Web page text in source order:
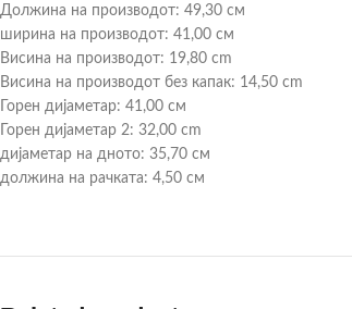
Должина на производот: 49,30 см
ширина на производот: 41,00 см
Висина на производот: 19,80 cm
Висина на производот без капак: 14,50 cm
Горен дијаметар: 41,00 см
Горен дијаметар 2: 32,00 cm
дијаметар на дното: 35,70 см
должина на рачката: 4,50 см